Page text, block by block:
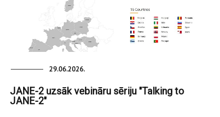
29.06.2026.
JANE-2 uzsāk vebināru sēriju "Talking to
JANE-2"